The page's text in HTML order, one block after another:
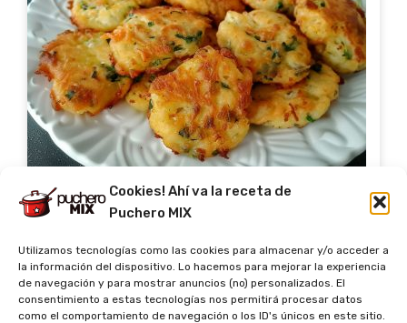
Cookies! Ahí va la receta de
Puchero MIX
Utilizamos tecnologías como las cookies para almacenar y/o acceder a
la información del dispositivo. Lo hacemos para mejorar la experiencia
de navegación y para mostrar anuncios (no) personalizados. El
consentimiento a estas tecnologías nos permitirá procesar datos
como el comportamiento de navegación o los ID's únicos en este sitio.
Crespells o buñuelos planos de bacalao y
1h 30m 12 uds (6 pax) media
Vinho verde
Czech Pilsner
German Pilsner Pilsner